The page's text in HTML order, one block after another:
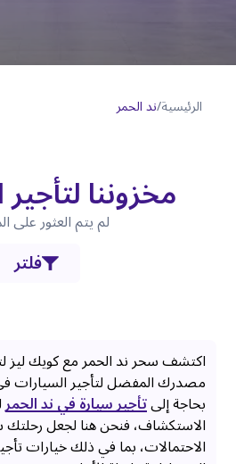
الرئيسية/ند الحمر
مخزوننالم يتم العثور على
فلتر
اكتشف سحر ند الحمر مع كويك ليز
مصدرك المفضل لتأجير السيارات
بحاجة إلىتأجير سيارة في ند الحمر
الاستكشاف، فنحن هنا لجعل
الاحتمالات، بما في ذلك خيارات